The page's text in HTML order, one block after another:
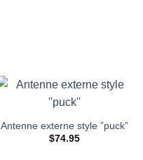
Antenne externe style ”puck”
$74.95